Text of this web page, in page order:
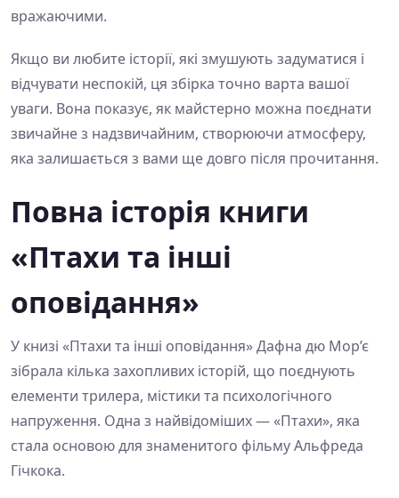
вражаючими.
Якщо ви любите історії, які змушують задуматися і
відчувати неспокій, ця збірка точно варта вашої
уваги. Вона показує, як майстерно можна поєднати
звичайне з надзвичайним, створюючи атмосферу,
яка залишається з вами ще довго після прочитання.
Повна історія книги
«Птахи та інші
оповідання»
У книзі «Птахи та інші оповідання» Дафна дю Мор’є
зібрала кілька захопливих історій, що поєднують
елементи трилера, містики та психологічного
напруження. Одна з найвідоміших — «Птахи», яка
стала основою для знаменитого фільму Альфреда
Гічкока.